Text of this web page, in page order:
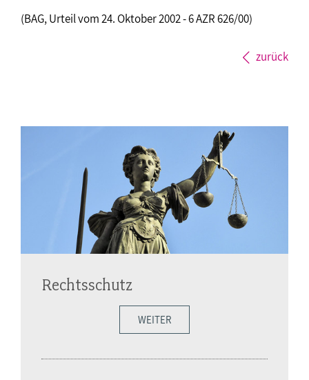
(BAG, Urteil vom 24. Oktober 2002 - 6 AZR 626/00)
zurück
Rechtsschutz
WEITER